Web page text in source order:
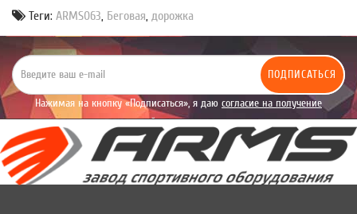
Теги: ARMS063, Беговая, дорожка
ПОДПИСАТЬСЯ
Нажимая на кнопку «Подписаться», я даю согласие на получение
уведомлений рекламного характера.